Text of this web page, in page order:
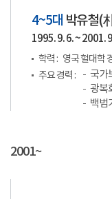
4~5대 박유철(
1995. 9. 6. ~ 2001.
학력 : 영국 헐대학
주요 경력 :
국가
광복
백범
2001~